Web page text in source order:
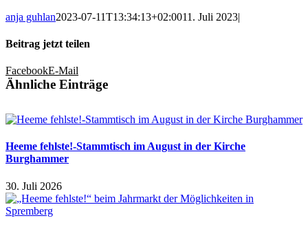
anja guhlan2023-07-11T13:34:13+02:0011. Juli 2023|
Beitrag jetzt teilen
FacebookE-Mail
Ähnliche Einträge
Heeme fehlste!-Stammtisch im August in der Kirche
Burghammer
30. Juli 2026